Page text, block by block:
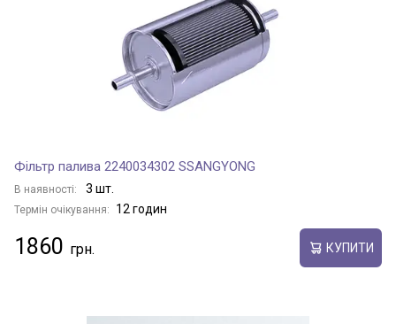
Фільтр палива 2240034302 SSANGYONG
В наявності: 3 шт.
Термін очікування: 12 годин
1860 КУПИТИ